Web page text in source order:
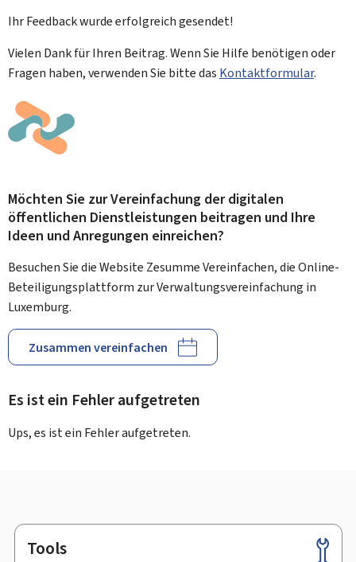
Ihr Feedback wurdeerfolgreichgesendet!
Vielen Dank für Ihren Beitrag. Wenn Sie Hilfe benötigen oder
Fragen haben, verwenden Sie bitte das Kontaktformular.
Möchten Sie zur Vereinfachung der digitalen
öffentlichen Dienstleistungen beitragen und Ihre
Ideen und Anregungen einreichen?
Besuchen Sie die Website Zesumme Vereinfachen, die Online-
Beteiligungsplattform zur Verwaltungsvereinfachung in
Luxemburg.
Zusammen vereinfachen
Es ist ein Fehler aufgetreten
Ups, es ist ein Fehler aufgetreten.
Footer
Tools